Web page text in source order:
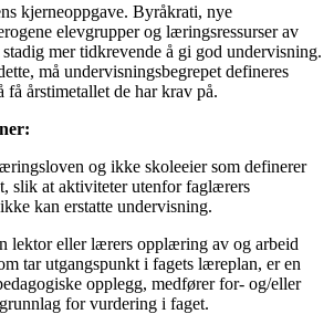
kjerneoppgave. Byråkrati, nye
elevgrupper og læringsressurser av
mer tidkrevende å gi god undervisning.
må undervisningsbegrepet defineres
få årstimetallet de har krav på.
og ikke skoleeier som definerer
slik at aktiviteter utenfor faglærers
kan erstatte undervisning.
lektor eller lærers opplæring av og arbeid
tar utgangspunkt i fagets læreplan, er en
opplegg, medfører for- og/eller
for vurdering i faget.